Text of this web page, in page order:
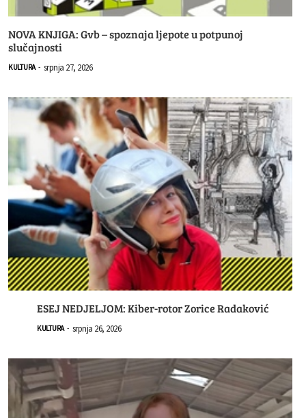
NOVA KNJIGA: Gvb – spoznaja ljepote u potpunoj
slučajnosti
KULTURA - srpnja 27, 2026
ESEJ NEDJELJOM: Kiber-rotor Zorice Radaković
KULTURA - srpnja 26, 2026